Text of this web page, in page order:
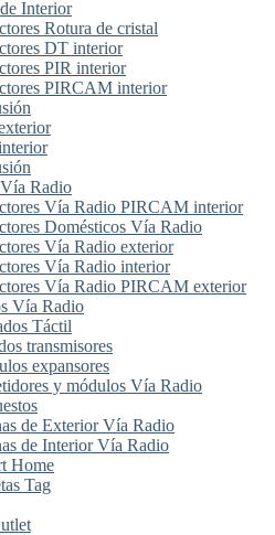
Interior
Rotura de cristal
DT interior
PIR interior
PIRCAM interior
Radio
Vía Radio PIRCAM interior
Domésticos Vía Radio
Vía Radio exterior
Vía Radio interior
Vía Radio PIRCAM exterior
Vía Radio
Táctil
transmisores
expansores
y módulos Vía Radio
de Exterior Vía Radio
de Interior Vía Radio
Home
Tag